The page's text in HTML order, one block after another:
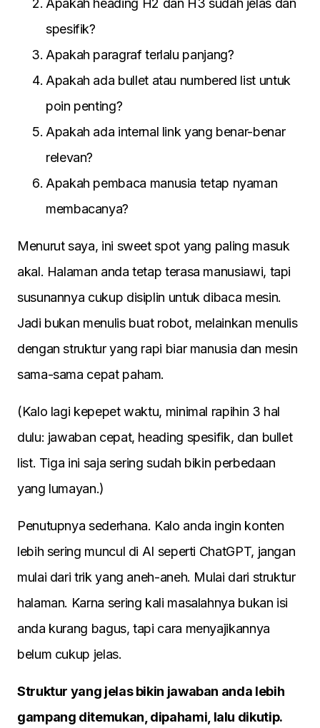
Apakah heading H2 dan H3 sudah jelas dan
spesifik?
Apakah paragraf terlalu panjang?
Apakah ada bullet atau numbered list untuk
poin penting?
Apakah ada internal link yang benar-benar
relevan?
Apakah pembaca manusia tetap nyaman
membacanya?
Menurut saya, ini sweet spot yang paling masuk
akal. Halaman anda tetap terasa manusiawi, tapi
susunannya cukup disiplin untuk dibaca mesin.
Jadi bukan menulis buat robot, melainkan menulis
dengan struktur yang rapi biar manusia dan mesin
sama-sama cepat paham.
(Kalo lagi kepepet waktu, minimal rapihin 3 hal
dulu: jawaban cepat, heading spesifik, dan bullet
list. Tiga ini saja sering sudah bikin perbedaan
yang lumayan.)
Penutupnya sederhana. Kalo anda ingin konten
lebih sering muncul di AI seperti ChatGPT, jangan
mulai dari trik yang aneh-aneh. Mulai dari struktur
halaman. Karna sering kali masalahnya bukan isi
anda kurang bagus, tapi cara menyajikannya
belum cukup jelas.
Struktur yang jelas bikin jawaban anda lebih
gampang ditemukan, dipahami, lalu dikutip.